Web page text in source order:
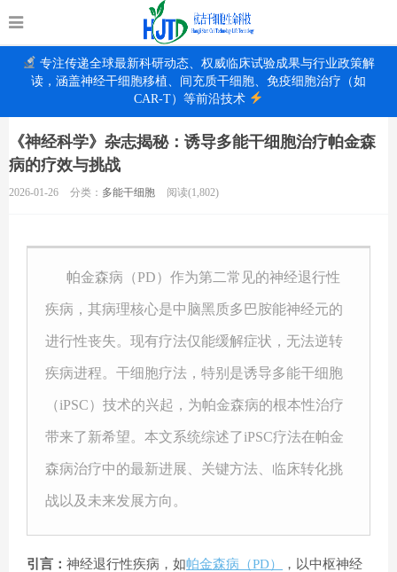
专注传递全球最新科研动态、权威临床试验成果与行业政策解
读，涵盖神经干细胞移植、间充质干细胞、免疫细胞治疗（如
CAR-T）等前沿技术
《神经科学》杂志揭秘：诱导多能干细胞治疗帕金森
病的疗效与挑战
2026-01-26 分类： 多能干细胞 阅读(1,802)
帕金森病（PD）作为第二常见的神经退行性
疾病，其病理核心是中脑黑质多巴胺能神经元的
进行性丧失。现有疗法仅能缓解症状，无法逆转
疾病进程。干细胞疗法，特别是诱导多能干细胞
（iPSC）技术的兴起，为帕金森病的根本性治疗
带来了新希望。本文系统综述了iPSC疗法在帕金
森病治疗中的最新进展、关键方法、临床转化挑
战以及未来发展方向。
引言： 神经退行性疾病，如帕金森病（PD） ，以中枢神经